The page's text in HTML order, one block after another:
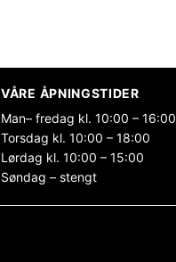
VÅRE ÅPNINGSTIDER
Man– fredag kl. 10:00 – 16:00
Torsdag kl. 10:00 – 18:00
Lørdag kl. 10:00 – 15:00
Søndag – stengt